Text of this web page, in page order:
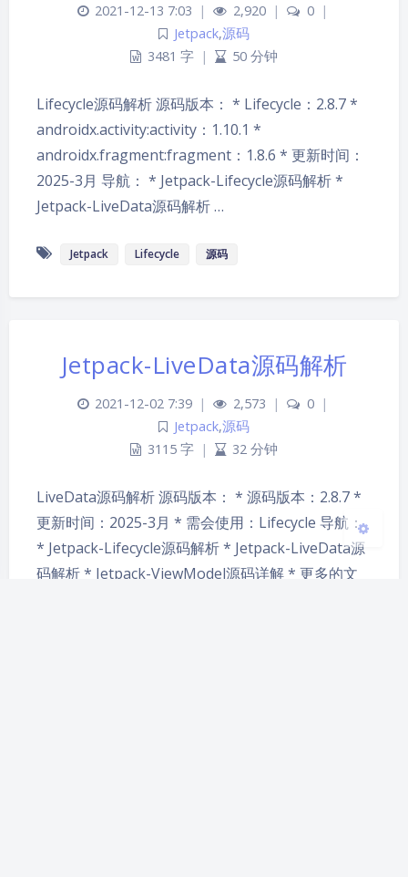
Sans Serif Serif
浅阴影
关闭 日落
2021-12-13 7:03 | 2,920 | 0
|
Jetpack,源码
3481 字 | 50 分钟
Lifecycle源码解析 源码版本： * Lifecycle：2.8.7 *
androidx.activity:activity：1.10.1 *
androidx.fragment:fragment：1.8.6 * 更新时间：
2025-3月 导航： * Jetpack-Lifecycle源码解析 *
Jetpack-LiveData源码解析 …
Jetpack Lifecycle 源码
Jetpack-LiveData源码解析
2021-12-02 7:39 | 2,573 | 0
|
Jetpack,源码
3115 字 | 32 分钟
LiveData源码解析 源码版本： * 源码版本：2.8.7 *
更新时间：2025-3月 * 需会使用：Lifecycle 导航：
* Jetpack-Lifecycle源码解析 * Jetpack-LiveData源
码解析 * Jetpack-ViewModel源码详解 * 更多的文